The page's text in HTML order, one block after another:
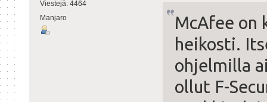
Viestejä: 4464
Manjaro
McAfee on
heikosti.
ohjelmilla
ollut F-